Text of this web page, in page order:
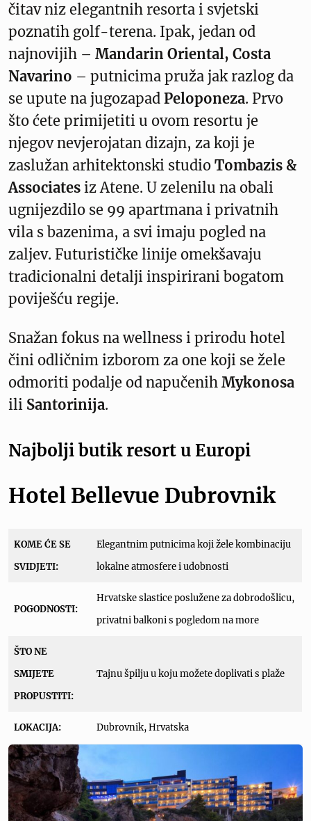
čitav niz elegantnih resorta i svjetski
poznatih golf-terena. Ipak, jedan od
najnovijih – Mandarin Oriental, Costa
Navarino – putnicima pruža jak razlog da
se upute na jugozapad Peloponeza. Prvo
što ćete primijetiti u ovom resortu je
njegov nevjerojatan dizajn, za koji je
zaslužan arhitektonski studio Tombazis &
Associates iz Atene. U zelenilu na obali
ugnijezdilo se 99 apartmana i privatnih
vila s bazenima, a svi imaju pogled na
zaljev. Futurističke linije omekšavaju
tradicionalni detalji inspirirani bogatom
poviješću regije.
Snažan fokus na wellness i prirodu hotel
čini odličnim izborom za one koji se žele
odmoriti podalje od napučenih Mykonosa
ili Santorinija.
Najbolji butik resort u Europi
Hotel Bellevue Dubrovnik
KOME ĆE SE
SVIDJETI:
Elegantnim putnicima koji žele kombinaciju
lokalne atmosfere i udobnosti
POGODNOSTI:
Hrvatske slastice poslužene za dobrodošlicu,
privatni balkoni s pogledom na more
ŠTO NE
SMIJETE
PROPUSTITI:
Tajnu špilju u koju možete doplivati s plaže
LOKACIJA: Dubrovnik, Hrvatska